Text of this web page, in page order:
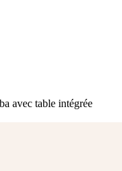
avec table intégrée